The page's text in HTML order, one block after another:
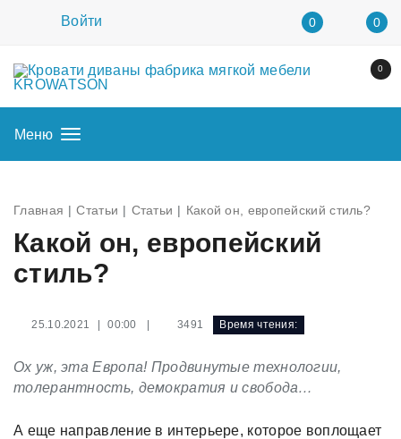
Войти 0 0
0
Меню
Главная Статьи Статьи Какой он, европейский стиль?
Какой он, европейский
стиль?
25.10.2021 | 00:00 | 3491 Время чтения:
Ох уж, эта Европа! Продвинутые технологии,
толерантность, демократия и свобода…
А еще направление в интерьере, которое воплощает